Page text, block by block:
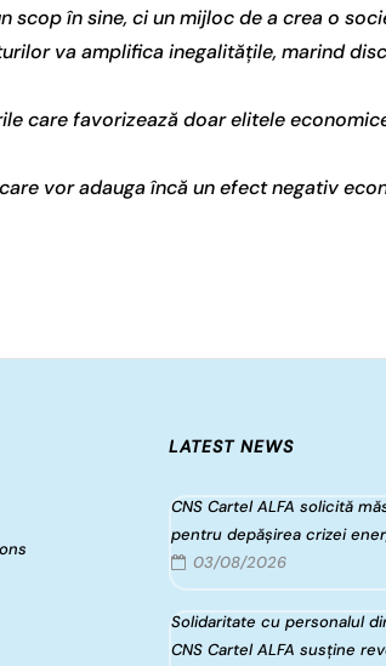
în sine, ci un mijloc de a crea o
va amplifica inegalitățile, marind
care favorizează doar elitele
vor adauga încă un efect negativ
LATEST NEWS
CNS Cartel ALFA solicită
pentru depășirea crizei
03/08/2026
Solidaritate cu personalul
CNS Cartel ALFA susține